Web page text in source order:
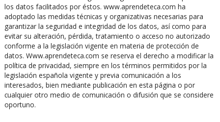
los datos facilitados por éstos. www.aprendeteca.com ha
adoptado las medidas técnicas y organizativas necesarias para
garantizar la seguridad e integridad de los datos, así como para
evitar su alteración, pérdida, tratamiento o acceso no autorizado
conforme a la legislación vigente en materia de protección de
datos. Www.aprendeteca.com se reserva el derecho a modificar la
política de privacidad, siempre en los términos permitidos por la
legislación española vigente y previa comunicación a los
interesados, bien mediante publicación en esta página o por
cualquier otro medio de comunicación o difusión que se considere
oportuno.